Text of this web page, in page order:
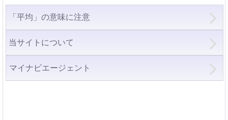
「平均」の意味に注意
当サイトについて
マイナビエージェント